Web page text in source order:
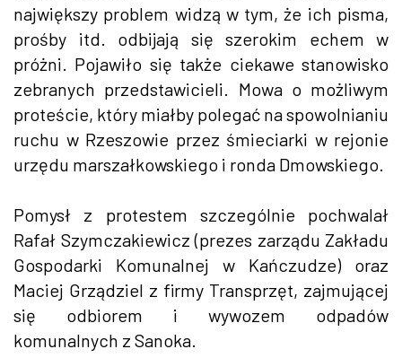
największy problem widzą w tym, że ich pisma,
prośby itd. odbijają się szerokim echem w
próżni. Pojawiło się także ciekawe stanowisko
zebranych przedstawicieli. Mowa o możliwym
proteście, który miałby polegać na spowolnianiu
ruchu w Rzeszowie przez śmieciarki w rejonie
urzędu marszałkowskiego i ronda Dmowskiego.
Pomysł z protestem szczególnie pochwalał
Rafał Szymczakiewicz (prezes zarządu Zakładu
Gospodarki Komunalnej w Kańczudze) oraz
Maciej Grządziel z firmy Transprzęt, zajmującej
się odbiorem i wywozem odpadów
komunalnych z Sanoka.